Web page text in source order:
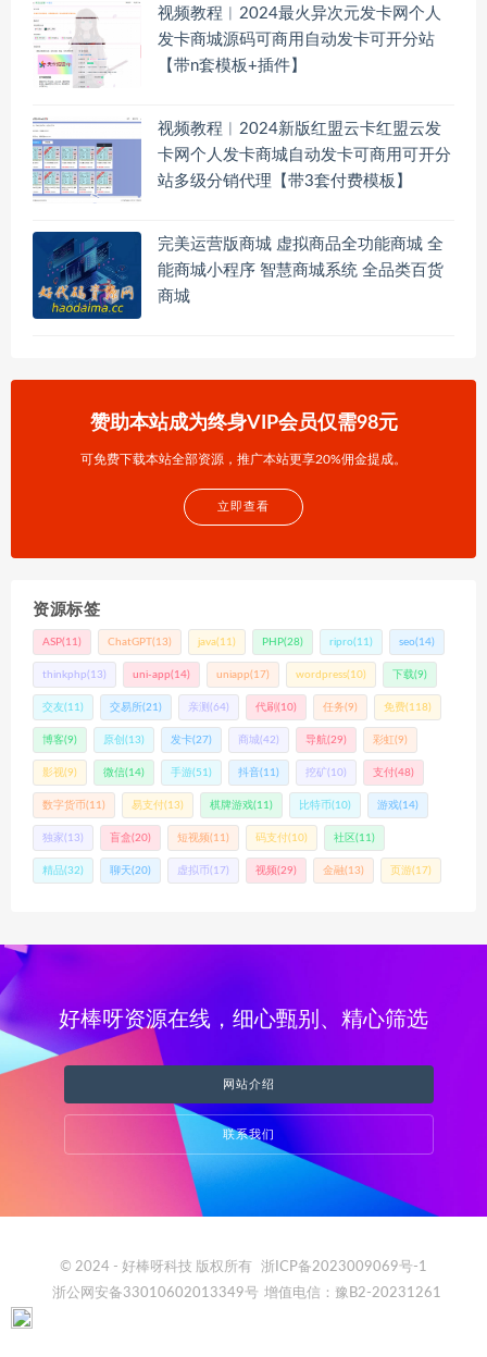
视频教程︱2024最火异次元发卡网个人
发卡商城源码可商用自动发卡可开分站
【带n套模板+插件】
视频教程︱2024新版红盟云卡红盟云发
卡网个人发卡商城自动发卡可商用可开分
站多级分销代理【带3套付费模板】
完美运营版商城 虚拟商品全功能商城 全
能商城小程序 智慧商城系统 全品类百货
商城
赞助本站成为终身VIP会员仅需98元
可免费下载本站全部资源，推广本站更享20%佣金提成。
立即查看
资源标签
ASP(11) ChatGPT(13) java(11) PHP(28) ripro(11) seo(14)
thinkphp(13) uni-app(14) uniapp(17) wordpress(10) 下载(9)
交友(11) 交易所(21) 亲测 (64) 代刷 (10) 任务(9) 免费(118)
博客(9) 原创 (13) 发卡(27) 商城(42) 导航(29) 彩虹(9)
影视(9) 微信(14) 手游(51) 抖音(11) 挖矿(10) 支付(48)
数字货币(11) 易支付(13) 棋牌游戏(11) 比特币(10) 游戏(14)
独家(13) 盲盒(20) 短视频(11) 码支付(10) 社区(11)
精品(32) 聊天(20) 虚拟币(17) 视频(29) 金融(13) 页游(17)
好棒呀资源在线，细心甄别、精心筛选
网站介绍
联系我们
© 2024 - 好棒呀科技 版权所有
浙ICP备2023009069号-1
浙公网安备33010602013349号 增值电信：豫B2-20231261